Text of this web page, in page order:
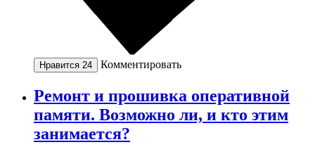
Нравится 24 Комментировать
Ремонт и прошивка оперативной
памяти. Возможно ли, и кто этим
занимается?